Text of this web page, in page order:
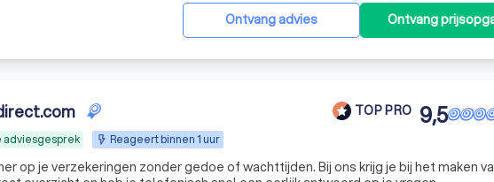
Ontvang advies Ontvang
TOP PRO
adviesgesprek Reageert binnen 1 uur
9,5
op je verzekeringen zonder gedoe of wachttijden. Bij ons krijg je bij het maken